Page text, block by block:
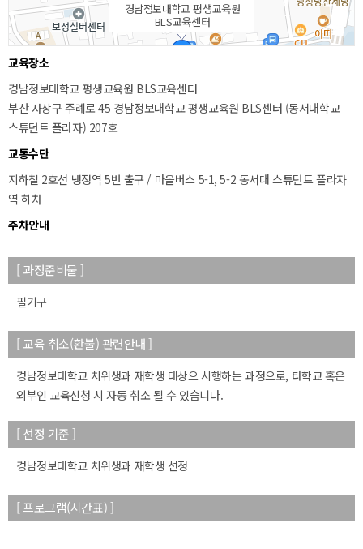
경남정보대학교 평생교육원
BLS교육센터
교육장소
경남정보대학교 평생교육원 BLS교육센터
부산 사상구 주례로 45 경남정보대학교 평생교육원 BLS센터 (동서대학교
스튜던트 플라자) 207호
교통수단
지하철 2호선 냉정역 5번 출구 / 마을버스 5-1, 5-2 동서대 스튜던트 플라자
역 하차
주차안내
[ 과정준비물 ]
필기구
[ 교육 취소(환불) 관련안내 ]
경남정보대학교 치위생과 재학생 대상으 시행하는 과정으로, 타학교 혹은
외부인 교육신청 시 자동 취소 될 수 있습니다.
[ 선정 기준 ]
경남정보대학교 치위생과 재학생 선정
[ 프로그램(시간표) ]